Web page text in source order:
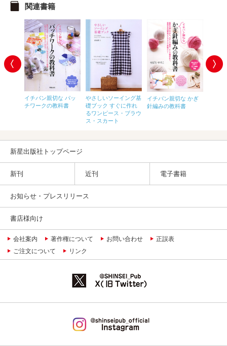
関連書籍
イチバン親切な パッ
チワークの教科書
やさしいソーイング基
礎ブック すぐに作れ
るワンピース・ブラウ
ス・スカート
イチバン親切な かぎ
針編みの教科書
新星出版社トップページ
新刊 近刊 電子書籍
お知らせ・プレスリリース
書店様向け
会社案内 著作権について お問い合わせ
正誤表
ご注文について
リンク